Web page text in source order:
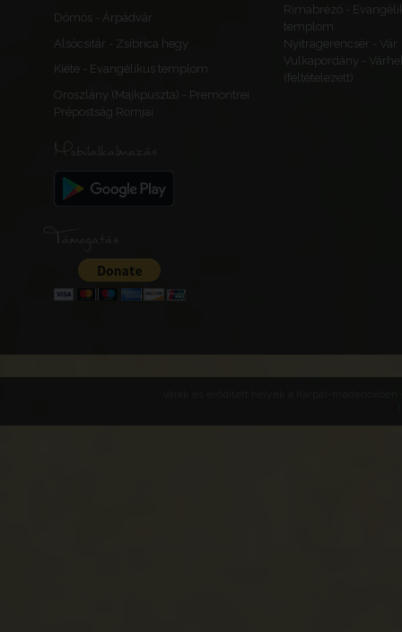
Dömös - Árpádvár
Rimabrézó -
templom
Alsócsitár - Zsibrica hegy
Nyitragerencsér - Vár
Kiéte - Evangélikus templom
Vulkapordány -
(feltételezett)
Oroszlány (Majkpuszta) - Premontrei
Prépostság Romjai
Mobilalkalmazás
Támogatás